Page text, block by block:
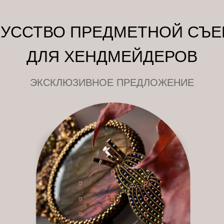
ЭКСКЛЮЗИВНОЕ ПРЕДЛОЖЕНИЕ
ПРЕДМЕТНОЙ
ДЛЯ ХЕНДМЕЙДЕРОВ